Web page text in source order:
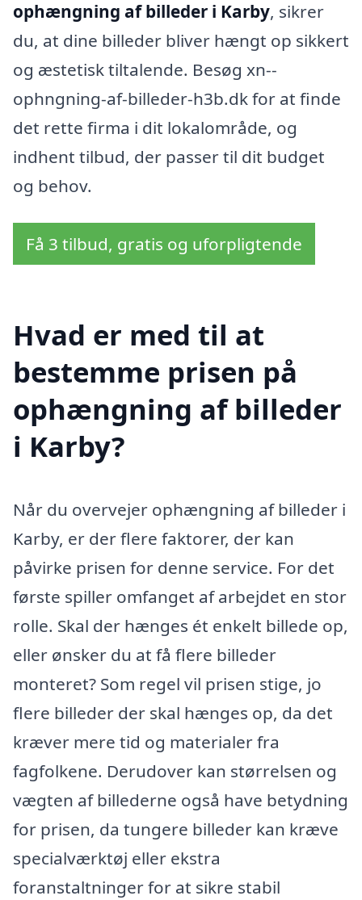
ophængning af billeder i Karby, sikrer
du, at dine billeder bliver hængt op sikkert
og æstetisk tiltalende. Besøg xn--
ophngning-af-billeder-h3b.dk for at finde
det rette firma i dit lokalområde, og
indhent tilbud, der passer til dit budget
og behov.
Få 3 tilbud, gratis og uforpligtende
Hvad er med til at
bestemme prisen på
ophængning af billeder
i Karby?
Når du overvejer ophængning af billeder i
Karby, er der flere faktorer, der kan
påvirke prisen for denne service. For det
første spiller omfanget af arbejdet en stor
rolle. Skal der hænges ét enkelt billede op,
eller ønsker du at få flere billeder
monteret? Som regel vil prisen stige, jo
flere billeder der skal hænges op, da det
kræver mere tid og materialer fra
fagfolkene. Derudover kan størrelsen og
vægten af billederne også have betydning
for prisen, da tungere billeder kan kræve
specialværktøj eller ekstra
foranstaltninger for at sikre stabil